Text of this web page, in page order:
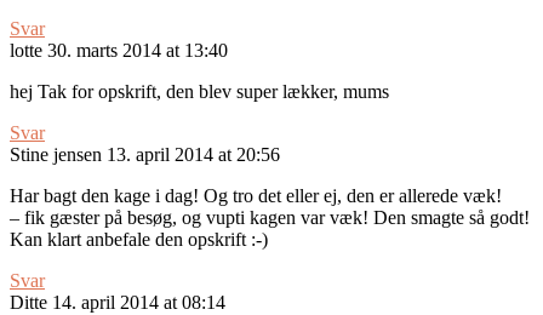
Svar
lotte 30. marts 2014 at 13:40
hej Tak for opskrift, den blev super lækker, mums
Svar
Stine jensen 13. april 2014 at 20:56
Har bagt den kage i dag! Og tro det eller ej, den er allerede væk!
– fik gæster på besøg, og vupti kagen var væk! Den smagte så godt!
Kan klart anbefale den opskrift :-)
Svar
Ditte 14. april 2014 at 08:14